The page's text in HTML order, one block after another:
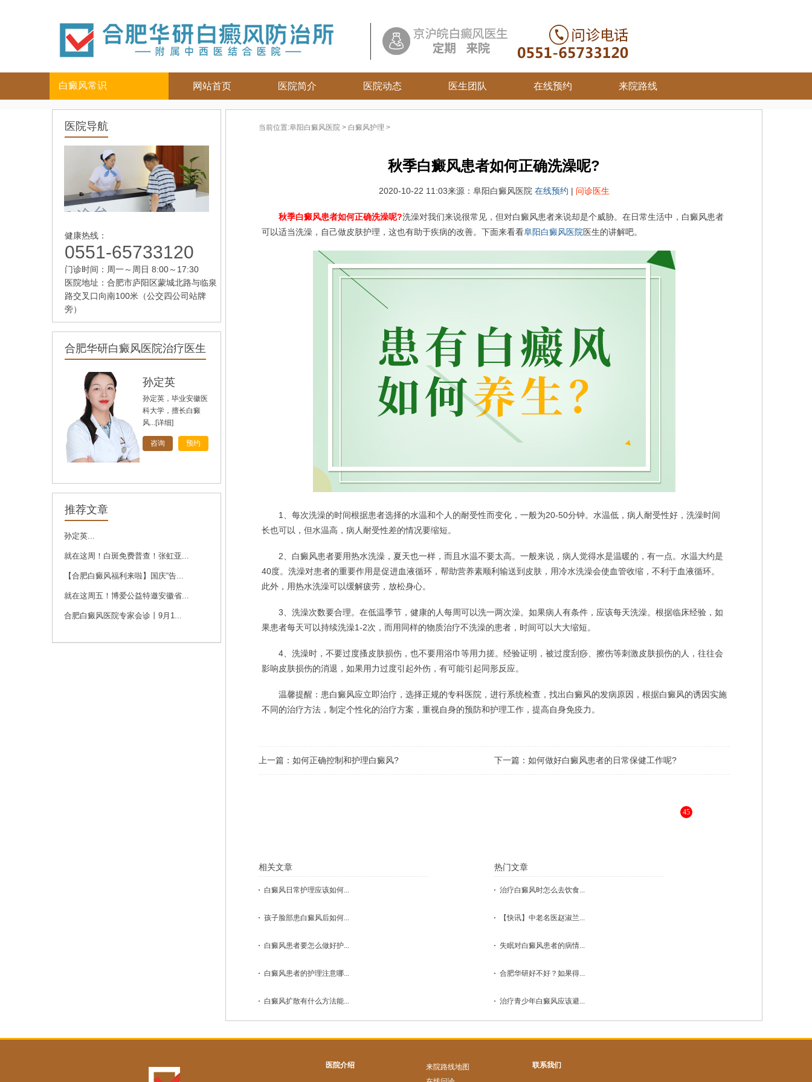
白癜风常识
儿童
女性
老年
头部
背部
网站首页 医院简介 医院动态 医生团队 在线预约 来院路线
医院导航
健康热线：
0551-65733120
门诊时间：周一～周日 8:00～17:30
医院地址：合肥市庐阳区蒙城北路与临泉
路交叉口向南100米（公交四公司站牌
旁）
合肥华研白癜风医院治疗医生
孙定英
孙定英，毕业安徽医
科大学，擅长白癜
风...[详细]
咨询 预约
高汝辉
刘斌，中共党员，毕
业于华中科技大学
推荐文章
孙定英...
就在这周！白斑免费普查！张虹亚...
【合肥白癜风福利来啦】国庆“告...
就在这周五！博爱公益特邀安徽省...
合肥白癜风医院专家会诊丨9月1...
当前位置:阜阳白癜风医院 > 白癜风护理 >
秋季白癜风患者如何正确洗澡呢?
2020-10-22 11:03来源：阜阳白癜风医院 在线预约 | 问诊医生
秋季白癜风患者如何正确洗澡呢?洗澡对我们来说很常见，但对白癜风患者来说却是个威胁。在日常生活中，白癜风患者
可以适当洗澡，自己做皮肤护理，这也有助于疾病的改善。下面来看看阜阳白癜风医院医生的讲解吧。
1、每次洗澡的时间根据患者选择的水温和个人的耐受性而变化，一般为20-50分钟。水温低，病人耐受性好，洗澡时间
长也可以，但水温高，病人耐受性差的情况要缩短。
2、白癜风患者要用热水洗澡，夏天也一样，而且水温不要太高。一般来说，病人觉得水是温暖的，有一点。水温大约是
40度。洗澡对患者的重要作用是促进血液循环，帮助营养素顺利输送到皮肤，用冷水洗澡会使血管收缩，不利于血液循环。
此外，用热水洗澡可以缓解疲劳，放松身心。
3、洗澡次数要合理。在低温季节，健康的人每周可以洗一两次澡。如果病人有条件，应该每天洗澡。根据临床经验，如
果患者每天可以持续洗澡1-2次，而用同样的物质治疗不洗澡的患者，时间可以大大缩短。
4、洗澡时，不要过度搔皮肤损伤，也不要用浴巾等用力搓。经验证明，被过度刮痧、擦伤等刺激皮肤损伤的人，往往会
影响皮肤损伤的消退，如果用力过度引起外伤，有可能引起同形反应。
温馨提醒：患白癜风应立即治疗，选择正规的专科医院，进行系统检查，找出白癜风的发病原因，根据白癜风的诱因实施
不同的治疗方法，制定个性化的治疗方案，重视自身的预防和护理工作，提高自身免疫力。
上一篇： 如何正确控制和护理白癜风? 下一篇： 如何做好白癜风患者的日常保健工作呢?
45
相关文章
白癜风日常护理应该如何...
孩子脸部患白癜风后如何...
白癜风患者要怎么做好护...
白癜风患者的护理注意哪...
白癜风扩散有什么方法能...
热门文章
治疗白癜风时怎么去饮食...
【快讯】中老名医赵淑兰...
失眠对白癜风患者的病情...
合肥华研好不好？如果得...
治疗青少年白癜风应该避...
医院介绍
来院路线地图
联系我们